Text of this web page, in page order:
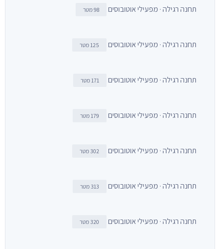
תחנה רגילה · מפעילי אוטובוסים 98 מטר
תחנה רגילה · מפעילי אוטובוסים 125 מטר
תחנה רגילה · מפעילי אוטובוסים 171 מטר
תחנה רגילה · מפעילי אוטובוסים 179 מטר
תחנה רגילה · מפעילי אוטובוסים 302 מטר
תחנה רגילה · מפעילי אוטובוסים 313 מטר
תחנה רגילה · מפעילי אוטובוסים 320 מטר